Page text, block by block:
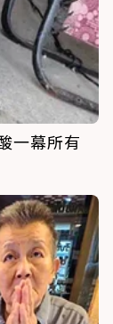
一幕所有